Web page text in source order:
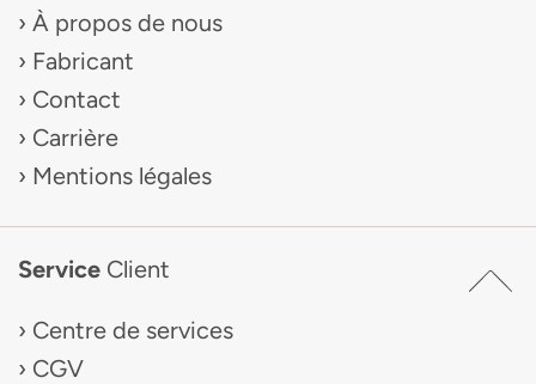
À propos de nous
Fabricant
Contact
Carrière
Mentions légales
Service Client
Centre de services
CGV